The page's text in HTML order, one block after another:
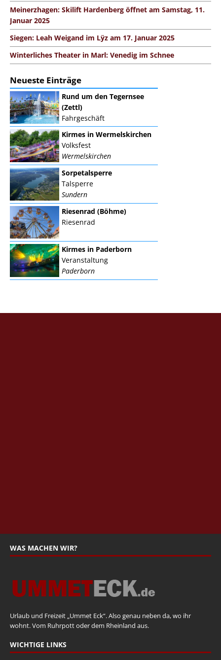
Meinerzhagen: Skilift Hardenberg öffnet am Samstag, 11.
Januar 2025
Siegen: Leah Weigand im Lÿz am 17. Januar 2025
Winterliches Theater in Marl: Venedig im Schnee
Neueste Einträge
Rund um den Tegernsee
(Zettl)
Fahrgeschäft
Kirmes in Wermelskirchen
Volksfest
Wermelskirchen
Sorpetalsperre
Talsperre
Sundern
Riesenrad (Böhme)
Riesenrad
Kirmes in Paderborn
Veranstaltung
Paderborn
WAS MACHEN WIR?
Urlaub und Freizeit „Ummet Eck“. Also genau neben da, wo ihr
wohnt. Vom Ruhrpott oder dem Rheinland aus.
WICHTIGE LINKS